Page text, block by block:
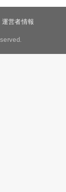
運営者情報